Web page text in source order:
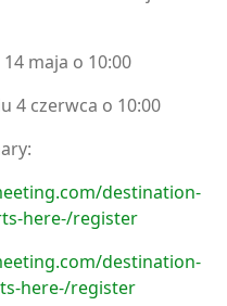
maja o 10:00
4 czerwca o 10:00
destination-
here-/register
destination-
here-/register